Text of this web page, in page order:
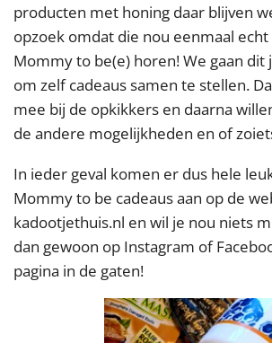
producten met honing daar blijven
opzoek omdat die nou eenmaal
Mommy to be(e) horen! We gaan dit
om zelf cadeaus samen te stellen.
mee bij de opkikkers en daarna
de andere mogelijkheden en of
In ieder geval komen er dus hele
Mommy to be cadeaus aan op de
kadootjethuis.nl en wil je nou niets
dan gewoon op Instagram of
pagina in de gaten!